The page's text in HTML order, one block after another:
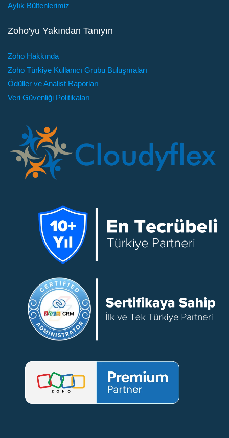
Aylık Bültenlerimiz
Zoho'yu Yakından Tanıyın
Zoho Hakkında
Zoho Türkiye Kullanıcı Grubu Buluşmaları
Ödüller ve Analist Raporları
Veri Güvenliği Politikaları